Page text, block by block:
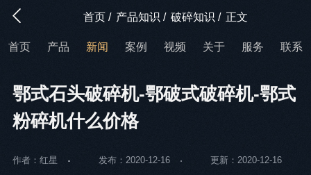
首页 / 产品知识 / 破碎知识 / 正文
首页 产品 新闻 案例 视频 关于 服务 联系
鄂式石头破碎机-鄂破式破碎机-鄂式
粉碎机什么价格
作者：红星 发布：2020-12-16 更新：2020-12-16